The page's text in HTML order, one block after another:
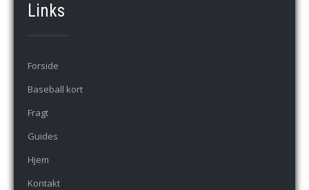
Links
Forside
Baseball kort
Fragt
Guides
Hjem
Kontakt